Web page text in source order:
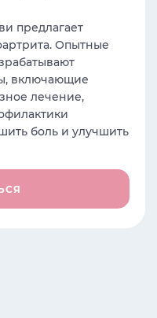
предлагает
Опытные
включающие
лечение,
боль и улучшить